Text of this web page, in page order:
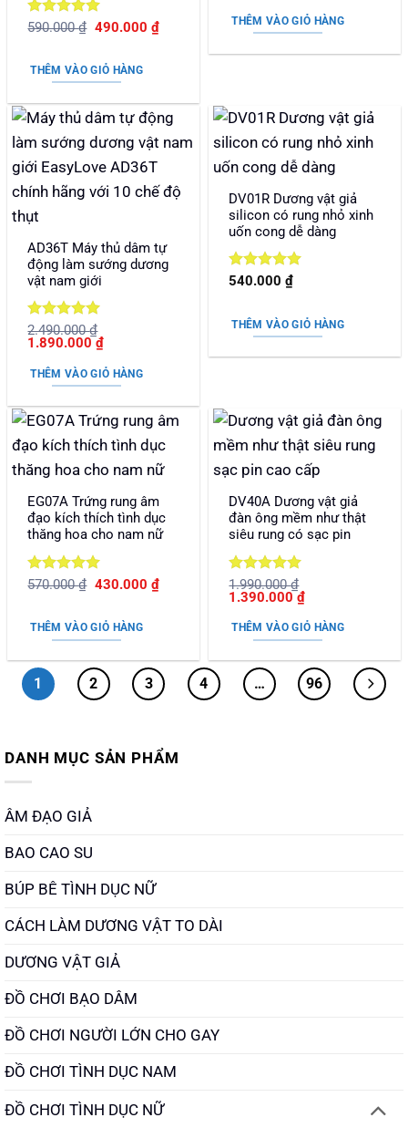
Được xếp
590.000₫ Giá
590.000 ₫.
490.000 ₫Giá
hiện
THÊM VÀO GIỎ HÀNG
là:
1.450.000 ₫.
tại
là:
THÊM VÀO GIỎ HÀNG
AD36T Máy thủ dâm tự
động làm sướng dương
vật nam giới
Được xếp
hạng55
2.490.000₫
Giá
là:
2.490.000 ₫.
1.890.000₫Giá
tại
là:
THÊM VÀO GIỎ HÀNG
DV01R Dương vật giả
silicon có rung nhỏ xinh
uốn cong dễ dàng
Được xếp
540.000₫
THÊM VÀO GIỎ HÀNG
EG07A Trứng rung âm
đạo kích thích tình dục
thăng hoa cho nam nữ
Được xếp
570.000₫ Giá
570.000 ₫.
430.000 ₫Giá
hiện
THÊM VÀO GIỎ HÀNG
DV40A Dương vật giả
đàn ông mềm như thật
siêu rung có sạc pin
Được xếp
hạng55
1.990.000₫
Giá
là:
1.990.000 ₫.
1.390.000₫Giá
tại
là:
THÊM VÀO GIỎ HÀNG
1 2 3 4 … 96
DANH MỤC SẢN PHẨM
ÂM ĐẠO GIẢ
BAO CAO SU
BÚP BÊ TÌNH DỤC NỮ
CÁCH LÀM DƯƠNG VẬT TO DÀI
DƯƠNG VẬT GIẢ
ĐỒ CHƠI BẠO DÂM
ĐỒ CHƠI NGƯỜI LỚN CHO GAY
ĐỒ CHƠI TÌNH DỤC NAM
ĐỒ CHƠI TÌNH DỤC NỮ